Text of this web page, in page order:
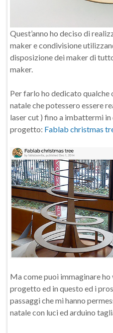
Quest’anno ho deciso di
maker e condivisione
disposizione dei maker di
maker.
Per farlo ho dedicato qualche
natale che potessero essere
laser cut ) fino a imbattermi
progetto: Fablab christmas
Ma come puoi immaginare
progetto ed in questo ed i
passaggi che mi hanno
natale con luci ed arduino